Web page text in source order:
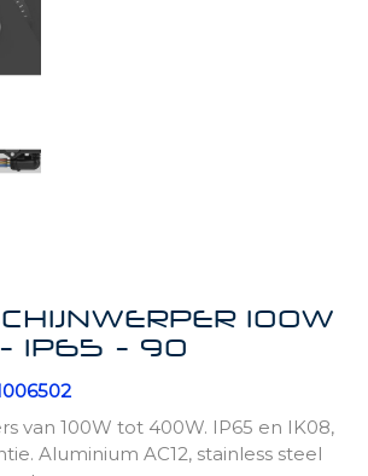
100W
IP65 - 90
van 100W tot 400W. IP65 en IK08,
Aluminium AC12, stainless steel